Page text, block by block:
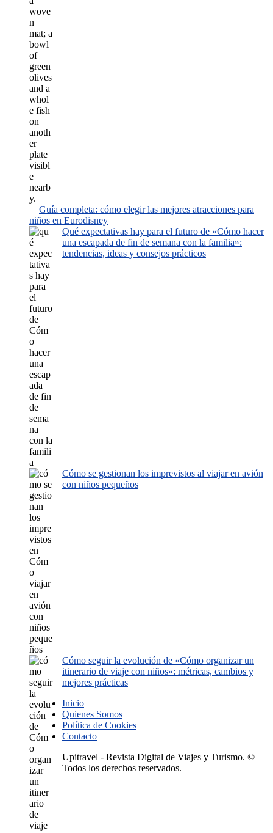
Guía completa: cómo elegir las mejores atracciones para
niños en Eurodisney
Qué expectativas hay para el futuro de «Cómo hacer
una escapada de fin de semana con la familia»:
tendencias, ideas y consejos prácticos
Cómo se gestionan los imprevistos al viajar en avión
con niños pequeños
Cómo seguir la evolución de «Cómo organizar un
itinerario de viaje con niños»: métricas, cambios y
mejores prácticas
Inicio
Quienes Somos
Política de Cookies
Contacto
Upitravel - Revista Digital de Viajes y Turismo. ©
Todos los derechos reservados.